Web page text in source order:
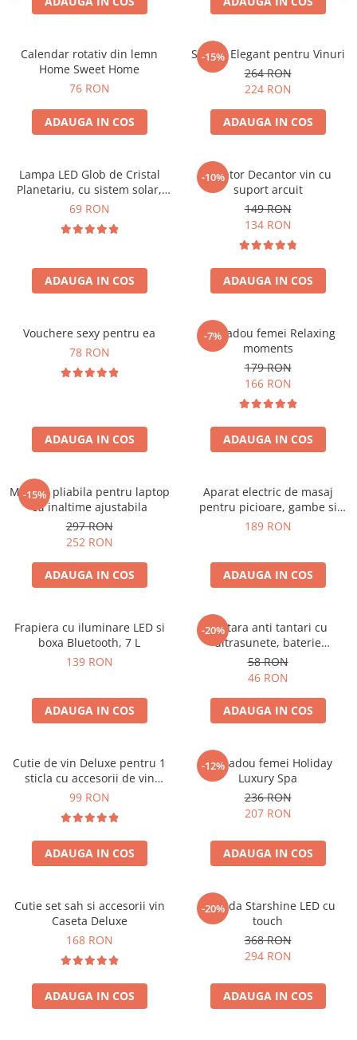
Calendar rotativ din lemn
Home Sweet Home
76 RON
ADAUGA IN COS
-15%
Suport Elegant pentru Vinuri
264 RON
224 RON
ADAUGA IN COS
Lampa LED Glob de Cristal
Planetariu, cu sistem solar,
cadou captivant
69 RON
ADAUGA IN COS
-10%
Aerator Decantor vin cu
suport arcuit
149 RON
134 RON
ADAUGA IN COS
Vouchere sexy pentru ea
78 RON
ADAUGA IN COS
-7%
Set cadou femei Relaxing
moments
179 RON
166 RON
ADAUGA IN COS
-15%
Masuta pliabila pentru laptop
cu inaltime ajustabila
297 RON
252 RON
ADAUGA IN COS
Aparat electric de masaj
pentru picioare, gambe si
brate
189 RON
ADAUGA IN COS
Frapiera cu iluminare LED si
boxa Bluetooth, 7 L
139 RON
ADAUGA IN COS
-20%
Bratara anti tantari cu
ultrasunete, baterie
reincarcabila 90mAh
58 RON
46 RON
ADAUGA IN COS
Cutie de vin Deluxe pentru 1
sticla cu accesorii de vin
incluse piele ecologica de
99 RON
ADAUGA IN COS
-12%
Set cadou femei Holiday
Luxury Spa
236 RON
207 RON
ADAUGA IN COS
Cutie set sah si accesorii vin
Caseta Deluxe
168 RON
ADAUGA IN COS
-20%
Oglinda Starshine LED cu
touch
368 RON
294 RON
ADAUGA IN COS